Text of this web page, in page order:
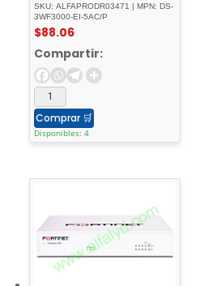
SKU: ALFAPRODR03471 | MPN: DS-
3WF3000-EI-5AC/P
$88.06
Compartir:
Comprar 🛒
Disponibles: 4